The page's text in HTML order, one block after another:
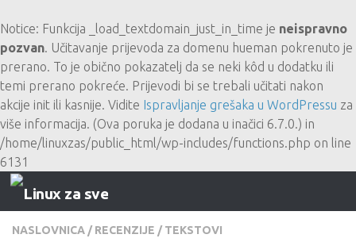
Notice: Funkcija _load_textdomain_just_in_time je neispravno
pozvan. Učitavanje prijevoda za domenu hueman pokrenuto je
prerano. To je obično pokazatelj da se neki kôd u dodatku ili
temi prerano pokreće. Prijevodi bi se trebali učitati nakon
akcije init ili kasnije. Vidite Ispravljanje grešaka u WordPressu za
više informacija. (Ova poruka je dodana u inačici 6.7.0.) in
/home/linuxzas/public_html/wp-includes/functions.php on line
6131
Skip to content
NASLOVNICA / RECENZIJE / TEKSTOVI